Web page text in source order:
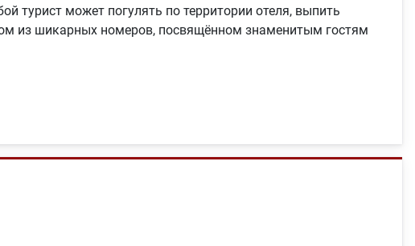
турист может погулять по территории отеля, выпить
из шикарных номеров, посвящённом знаменитым гостям